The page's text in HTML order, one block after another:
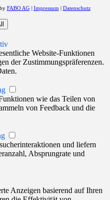
FABO AG| Impressum Datenschutz
Website-Funktionen
der Zustimmungspräferenzen.
wie das Teilen von
von Feedback und die
und liefern
Absprungrate und
Anzeigen basierend auf Ihren